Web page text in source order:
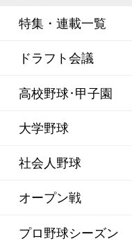
特集・連載一覧
ドラフト会議
高校野球･甲子園
大学野球
社会人野球
オープン戦
プロ野球シーズン